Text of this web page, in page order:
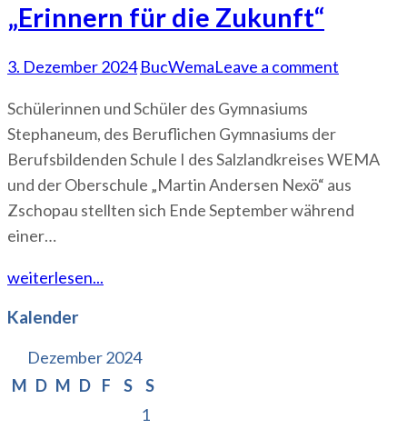
„Erinnern für die Zukunft“
3. Dezember 2024 BucWemaLeave a comment
Schülerinnen und Schüler des Gymnasiums
Stephaneum, des Beruflichen Gymnasiums der
Berufsbildenden Schule I des Salzlandkreises WEMA
und der Oberschule „Martin Andersen Nexö“ aus
Zschopau stellten sich Ende September während
einer…
weiterlesen...
Kalender
Dezember 2024
M D M D F S
S
1